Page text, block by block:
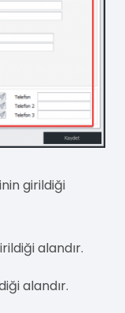
girildiği
alandır.
alandır.